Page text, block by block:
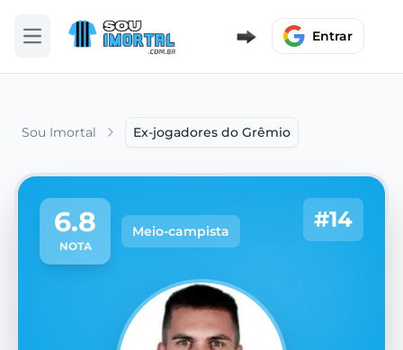
Abrir menu Entrar
Sou Imortal Ex-jogadores do Grêmio
6.8
NOTA
Meio-campista #14